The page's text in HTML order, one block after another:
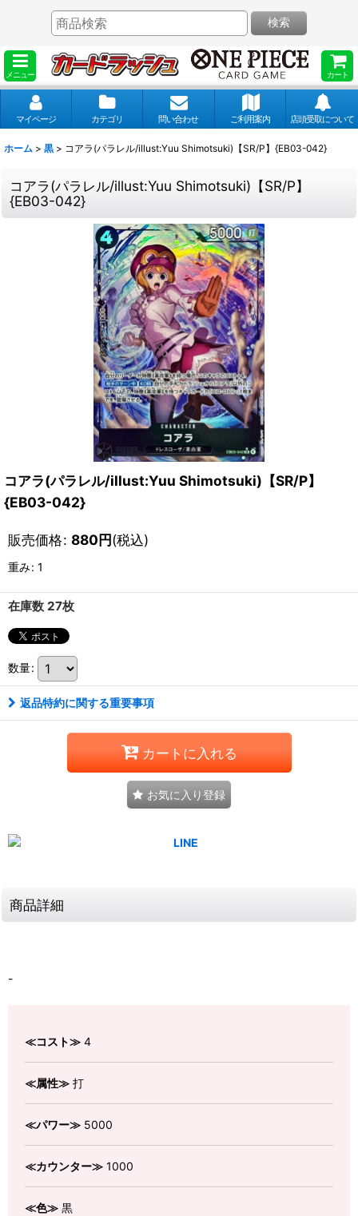
メニュー カート
検索
マイページ カテゴリ 問い合わせ ご利用案内 店頭受取について
ホーム > 黒 > コアラ(パラレル/illust:Yuu Shimotsuki)【SR/P】{EB03-042}
コアラ(パラレル/illust:Yuu Shimotsuki)【SR/P】
{EB03-042}
コアラ(パラレル/illust:Yuu Shimotsuki)【SR/P】
{EB03-042}
販売価格: 880円(税込)
重み: 1
在庫数 27枚
数量:
返品特約に関する重要事項
カートに入れる
お気に入り登録
商品詳細
-
≪コスト≫ 4
≪属性≫ 打
≪パワー≫ 5000
≪カウンター≫ 1000
≪色≫ 黒